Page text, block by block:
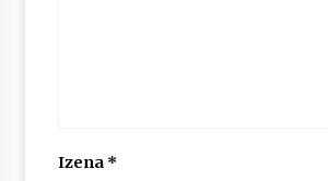
Izena *